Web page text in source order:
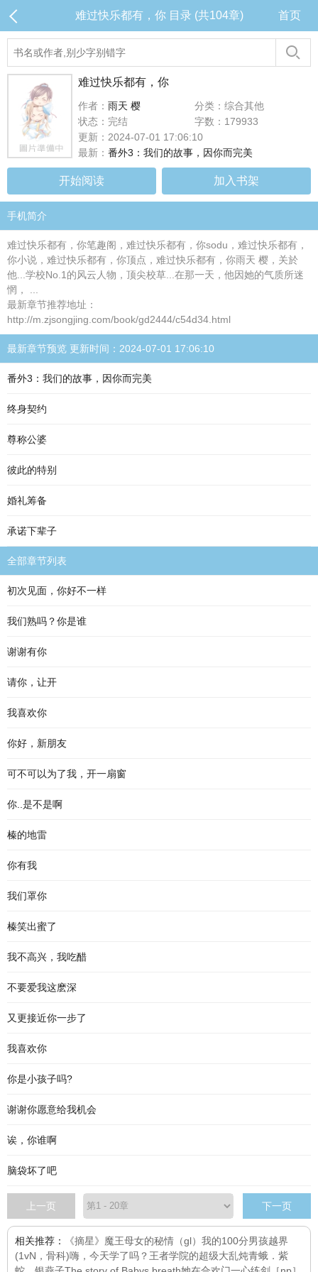
难过快乐都有，你 目录 (共104章) 首页
难过快乐都有，你
作者： 雨天 樱
分类：综合其他
状态：完结
字数：179933
更新：2024-07-01 17:06:10
最新： 番外3：我们的故事，因你而完美
开始阅读 加入书架
手机简介
难过快乐都有，你笔趣阁，难过快乐都有，你sodu，难过快乐都有，
你小说，难过快乐都有，你顶点，难过快乐都有，你雨天 樱，关於
他...学校No.1的风云人物，顶尖校草...在那一天，他因她的气质所迷
惘， ...
最新章节推荐地址：
http://m.zjsongjing.com/book/gd2444/c54d34.html
最新章节预览 更新时间：2024-07-01 17:06:10
番外3：我们的故事，因你而完美
终身契约
尊称公婆
彼此的特别
婚礼筹备
承诺下辈子
全部章节列表
初次见面，你好不一样
我们熟吗？你是谁
谢谢有你
请你，让开
我喜欢你
你好，新朋友
可不可以为了我，开一扇窗
你..是不是啊
榛的地雷
你有我
我们罩你
榛笑出蜜了
我不高兴，我吃醋
不要爱我这麽深
又更接近你一步了
我喜欢你
你是小孩子吗?
谢谢你愿意给我机会
诶，你谁啊
脑袋坏了吧
上一页 下一页
相关推荐： 《摘星》 魔王母女的秘情（gl） 我的100分男孩越界
(1vN，骨科)嗨，今天学了吗？ 王者学院的超级大乱炖青蛾．紫